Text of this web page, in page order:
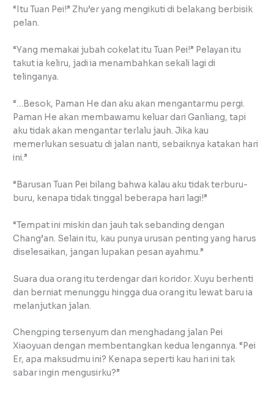
“Itu Tuan Pei!” Zhu’er yang mengikuti di belakang berbisik
pelan.
“Yang memakai jubah cokelat itu Tuan Pei!” Pelayan itu
takut ia keliru, jadi ia menambahkan sekali lagi di
telinganya.
“…Besok, Paman He dan aku akan mengantarmu pergi.
Paman He akan membawamu keluar dari Ganliang, tapi
aku tidak akan mengantar terlalu jauh. Jika kau
memerlukan sesuatu di jalan nanti, sebaiknya katakan hari
ini.”
“Barusan Tuan Pei bilang bahwa kalau aku tidak terburu-
buru, kenapa tidak tinggal beberapa hari lagi!”
“Tempat ini miskin dan jauh tak sebanding dengan
Chang’an. Selain itu, kau punya urusan penting yang harus
diselesaikan, jangan lupakan pesan ayahmu.”
Suara dua orang itu terdengar dari koridor. Xuyu berhenti
dan berniat menunggu hingga dua orang itu lewat baru ia
melanjutkan jalan.
Chengping tersenyum dan menghadang jalan Pei
Xiaoyuan dengan membentangkan kedua lengannya. “Pei
Er, apa maksudmu ini? Kenapa seperti kau hari ini tak
sabar ingin mengusirku?”